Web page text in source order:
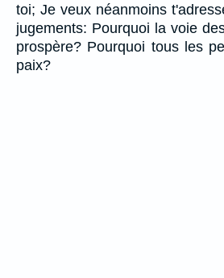
toi; Je veux néanmoins
jugements: Pourquoi la voie
prospère? Pourquoi tous les
paix?